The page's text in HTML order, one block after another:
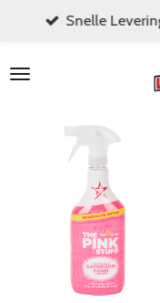
naar
hoofdinhoud
Snelle